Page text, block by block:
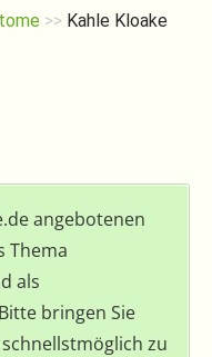
>> Kahle Kloake
angebotenen
Thema
als
bringen Sie
zu